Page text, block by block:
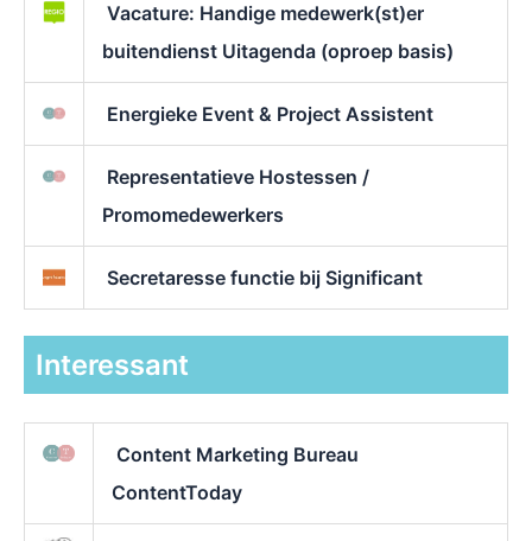
Vacature: Handige medewerk(st)er
buitendienst Uitagenda (oproep basis)
Energieke Event & Project Assistent
Representatieve Hostessen /
Promomedewerkers
Secretaresse functie bij Significant
Interessant
Content Marketing Bureau
ContentToday